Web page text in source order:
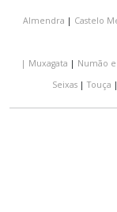
Almendra | Castelo
| Muxagata | Numão
Seixas|Touça |